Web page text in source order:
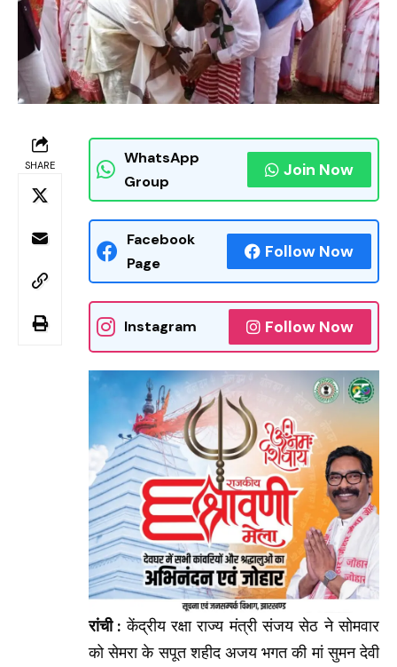
SHARE
WhatsApp
Group
Join Now
Facebook
Page
Follow Now
Instagram Follow Now
रांची : केंद्रीय रक्षा राज्य मंत्री संजय सेठ ने सोमवार
को सेमरा के सपूत शहीद अजय भगत की मां सुमन देवी